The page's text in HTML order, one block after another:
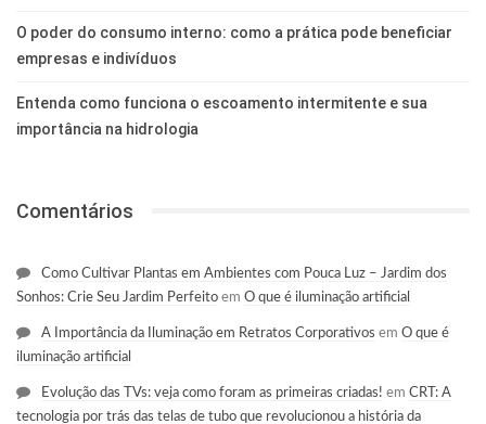
O poder do consumo interno: como a prática pode beneficiar
empresas e indivíduos
Entenda como funciona o escoamento intermitente e sua
importância na hidrologia
Comentários
Como Cultivar Plantas em Ambientes com Pouca Luz – Jardim dos
Sonhos: Crie Seu Jardim Perfeito em O que é iluminação artificial
A Importância da Iluminação em Retratos Corporativos em O que é
iluminação artificial
Evolução das TVs: veja como foram as primeiras criadas! em CRT: A
tecnologia por trás das telas de tubo que revolucionou a história da